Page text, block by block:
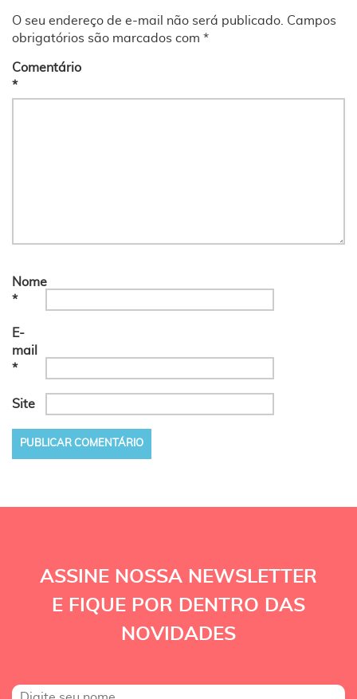
O seu endereço de e-mail não será publicado. Campos
obrigatórios são marcados com *
Comentário
*
Nome
*
E-
mail
*
Site
ASSINE NOSSA NEWSLETTER
E FIQUE POR DENTRO DAS
NOVIDADES